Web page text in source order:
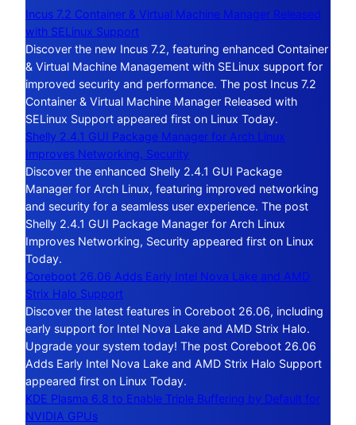
Incus 7.2 Container & Virtual Machine Manager Released
with SELinux Support
Discover the new Incus 7.2, featuring enhanced Container
& Virtual Machine Management with SELinux support for
improved security and performance. The post Incus 7.2
Container & Virtual Machine Manager Released with
SELinux Support appeared first on Linux Today.
Shelly 2.4.1 GUI Package Manager for Arch Linux
Improves Networking, Security
Discover the enhanced Shelly 2.4.1 GUI Package
Manager for Arch Linux, featuring improved networking
and security for a seamless user experience. The post
Shelly 2.4.1 GUI Package Manager for Arch Linux
Improves Networking, Security appeared first on Linux
Today.
Coreboot 26.06 Adds Early Intel Nova Lake and AMD
Strix Halo Support
Discover the latest features in Coreboot 26.06, including
early support for Intel Nova Lake and AMD Strix Halo.
Upgrade your system today! The post Coreboot 26.06
Adds Early Intel Nova Lake and AMD Strix Halo Support
appeared first on Linux Today.
KDE Plasma 6.8 to Enable Triple Buffering by Default for
NVIDIA GPUs